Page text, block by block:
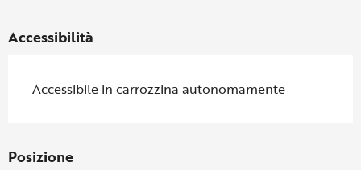
Accessibilità
Accessibile in carrozzina autonomamente
Posizione